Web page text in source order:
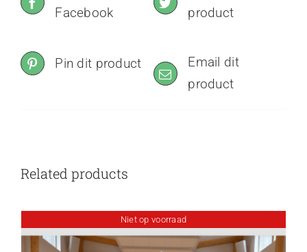
Facebook
product
Pin dit product
Email dit
product
Related products
Niet op voorraad